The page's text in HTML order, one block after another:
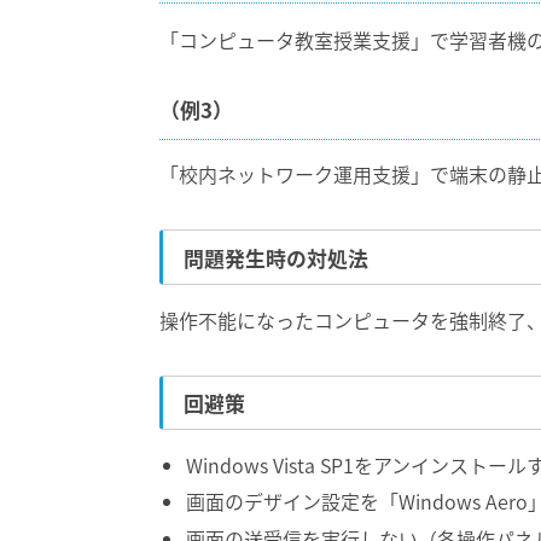
「コンピュータ教室授業支援」で学習者
（例3）
「校内ネットワーク運用支援」で端末の
問題発生時の対処法
操作不能になったコンピュータを強制終了
回避策
Windows Vista SP1をアンインストール
画面のデザイン設定を「Windows Aero